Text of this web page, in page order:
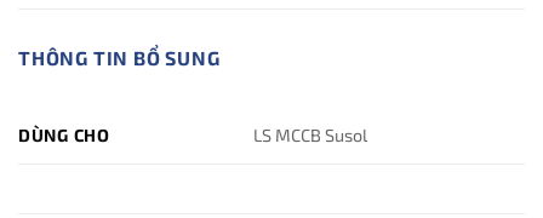
THÔNG TIN BỔ SUNG
DÙNG CHO LS MCCB Susol